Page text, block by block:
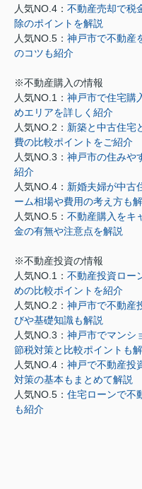
人気NO.4： 不動産売却で税
除のポイントを解説
人気NO.5： 神戸市で不動産
のコツも紹介
※不動産購入の情報
人気NO.1： 神戸市で住宅購
めエリアを詳しく紹介
人気NO.2： 新築と中古住宅
費の比較ポイントをご紹介
人気NO.3： 神戸市の住みや
紹介
人気NO.4： 新婚夫婦が中古
ーム相場や費用の考え方も
人気NO.5： 不動産購入をキ
金の有無や注意点を解説
※不動産投資の情報
人気NO.1： 不動産投資ロー
めの比較ポイントを紹介
人気NO.2： 神戸市で不動産
びや基礎知識も解説
人気NO.3： 神戸市でマンシ
節税対策と比較ポイントも
人気NO.4： 神戸で不動産投
対策の基本もまとめて解説
人気NO.5： 住宅ローンで不
も紹介